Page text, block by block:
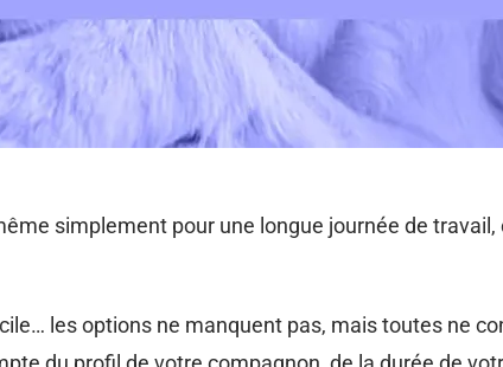
simplement pour une longue journée de
les options ne manquent pas, mais toutes ne